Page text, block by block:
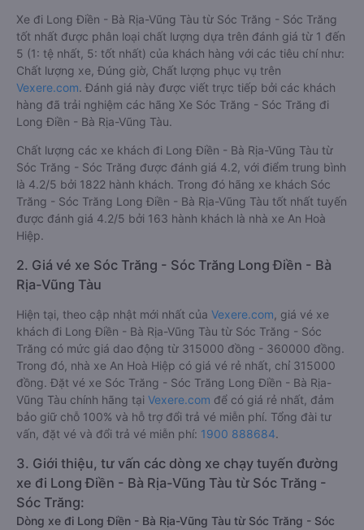
Xe đi Long Điền - Bà Rịa-Vũng Tàu từ Sóc Trăng - Sóc Trăng
tốt nhất được phân loại chất lượng dựa trên đánh giá từ 1 đến
5 (1: tệ nhất, 5: tốt nhất) của khách hàng với các tiêu chí như:
Chất lượng xe, Đúng giờ, Chất lượng phục vụ trên
Vexere.com. Đánh giá này được viết trực tiếp bởi các khách
hàng đã trải nghiệm các hãng Xe Sóc Trăng - Sóc Trăng đi
Long Điền - Bà Rịa-Vũng Tàu.
Chất lượng các xe khách đi Long Điền - Bà Rịa-Vũng Tàu từ
Sóc Trăng - Sóc Trăng được đánh giá 4.2, với điểm trung bình
là 4.2/5 bởi 1822 hành khách. Trong đó hãng xe khách Sóc
Trăng - Sóc Trăng Long Điền - Bà Rịa-Vũng Tàu tốt nhất tuyến
được đánh giá 4.2/5 bởi 163 hành khách là nhà xe An Hoà
Hiệp.
2. Giá vé xe Sóc Trăng - Sóc Trăng Long Điền - Bà
Rịa-Vũng Tàu
Hiện tại, theo cập nhật mới nhất của Vexere.com , giá vé xe
khách đi Long Điền - Bà Rịa-Vũng Tàu từ Sóc Trăng - Sóc
Trăng có mức giá dao động từ 315000 đồng - 360000 đồng.
Trong đó, nhà xe An Hoà Hiệp có giá vé rẻ nhất, chỉ 315000
đồng. Đặt vé xe Sóc Trăng - Sóc Trăng Long Điền - Bà Rịa-
Vũng Tàu chính hãng tại Vexere.com để có giá rẻ nhất, đảm
bảo giữ chỗ 100% và hỗ trợ đổi trả vé miễn phí. Tổng đài tư
vấn, đặt vé và đổi trả vé miễn phí: 1900 888684.
3. Giới thiệu, tư vấn các dòng xe chạy tuyến đường
xe đi Long Điền - Bà Rịa-Vũng Tàu từ Sóc Trăng -
Sóc Trăng:
Dòng xe đi Long Điền - Bà Rịa-Vũng Tàu từ Sóc Trăng - Sóc